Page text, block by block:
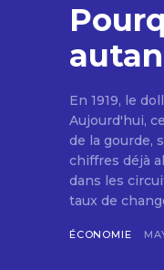
En 1919, le
Aujourd'hui,
de la gourde,
chiffres déjà
dans les
taux de
ÉCONOMIE